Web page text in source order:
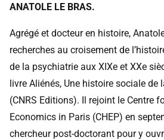
ANATOLE LE BRAS.
Agrégé et docteur en histoire,
recherches au croisement de
de la psychiatrie aux XIXe et XXe
livre Aliénés, Une histoire sociale de
(CNRS Editions). Il rejoint le Centre
Economics in Paris (CHEP) en
chercheur post-doctorant pour y